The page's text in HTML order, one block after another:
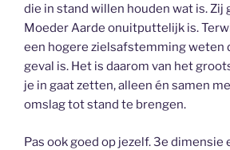
die in stand willen houden wat is. Zij
Moeder Aarde onuitputtelijk is.
een hogere zielsafstemming weten
geval is. Het is daarom van het
je in gaat zetten, alleen én samen
omslag tot stand te brengen.
Pas ook goed op jezelf. 3e dimensie